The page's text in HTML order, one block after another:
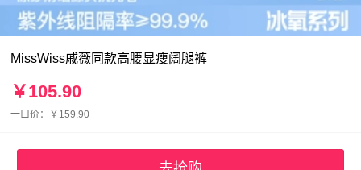
MissWiss戚薇同款高腰显瘦阔腿裤
￥105.90
一口价：￥159.90